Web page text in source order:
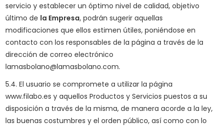
servicio y establecer un óptimo nivel de calidad, objetivo
último de la Empresa, podrán sugerir aquellas
modificaciones que ellos estimen útiles, poniéndose en
contacto con los responsables de la página a través de la
dirección de correo electrónico
lamasbolano@lamasbolano.com.
5.4. El usuario se compromete a utilizar la página
www.filabo.es y aquellos Productos y Servicios puestos a su
disposición a través de la misma, de manera acorde a la ley,
las buenas costumbres y el orden público, así como con lo